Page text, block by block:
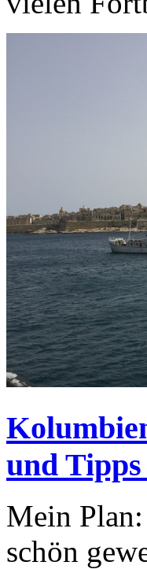
und
Mein Plan:
schön